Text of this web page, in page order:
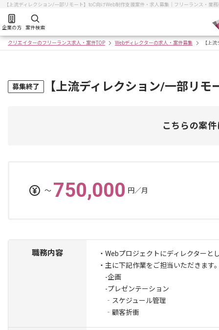
【上流ディレクション/一部リモート】toC向けWeb制作支援案件・求人募集｜フリーランス・業
企業の方 案件検索
クリエイターのフリーランス求人・案件TOP Webディレクターの求人・案件募集 【上
募集終了 【上流ディレクション/一部リ
こちらの案
〜 750,000 円／月
職務内容
・Webプロジェクトにディレクターと
・主に下記作業をご担当いただきます
-企画
-プレゼンテーション
‐スケジュール管理
‐顧客折衝